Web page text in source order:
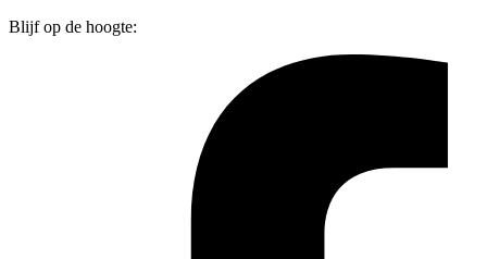
Blijf op de hoogte: